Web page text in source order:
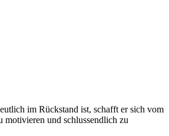
im Rückstand ist, schafft er sich vom
motivieren und schlussendlich zu